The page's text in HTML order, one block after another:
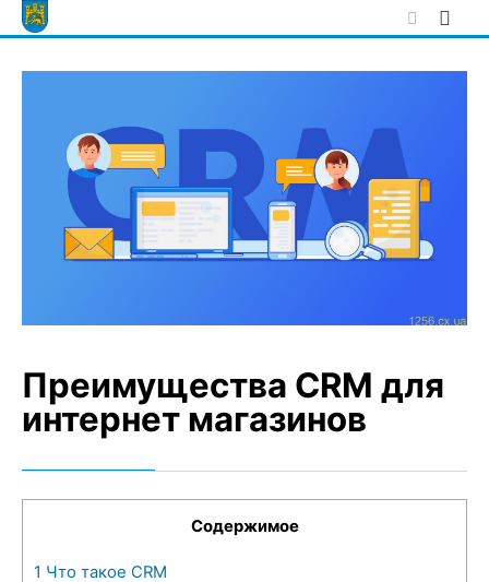
Skip
to
Преимущества CRM для
интернет магазинов
Содержимое
1 Что такое CRM